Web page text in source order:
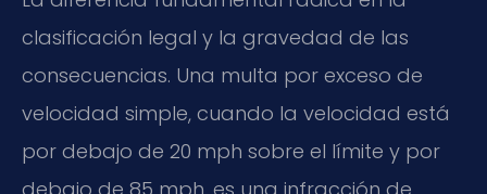
clasificación legal y la gravedad de las
consecuencias. Una multa por exceso de
velocidad simple, cuando la velocidad está
por debajo de 20 mph sobre el límite y por